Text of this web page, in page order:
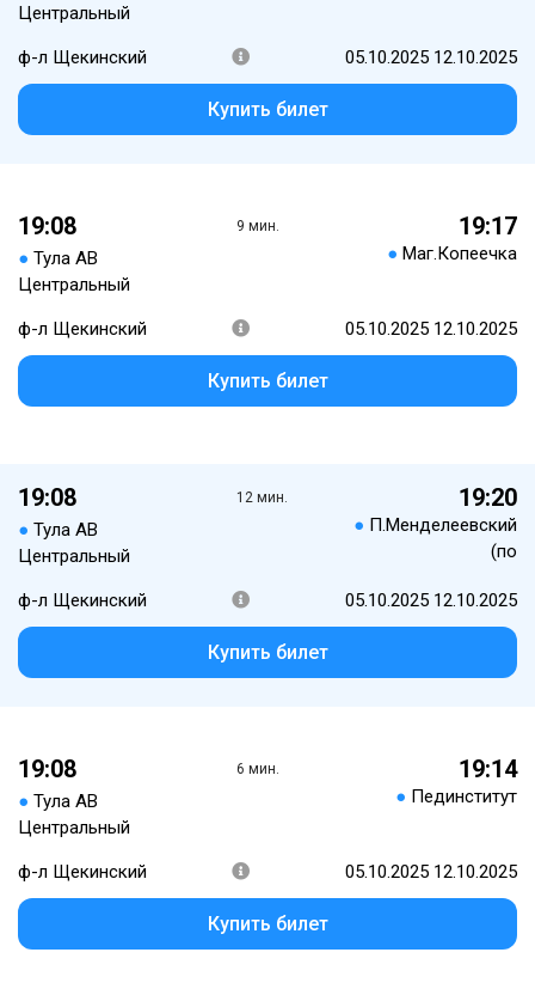
Центральный
ф-л Щекинский 05.10.2025 12.10.2025
Купить билет
19:08
● Тула АВ
Центральный
9 мин. 19:17
● Маг.Копеечка
ф-л Щекинский 05.10.2025 12.10.2025
Купить билет
19:08
● Тула АВ
Центральный
12 мин. 19:20
● П.Менделеевский
(по
ф-л Щекинский 05.10.2025 12.10.2025
Купить билет
19:08
● Тула АВ
Центральный
6 мин. 19:14
● Пединститут
ф-л Щекинский 05.10.2025 12.10.2025
Купить билет